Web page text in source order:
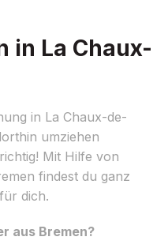
in La Chaux-
in La Chaux-de-
umziehen
Mit Hilfe von
findest du ganz
dich.
aus Bremen?